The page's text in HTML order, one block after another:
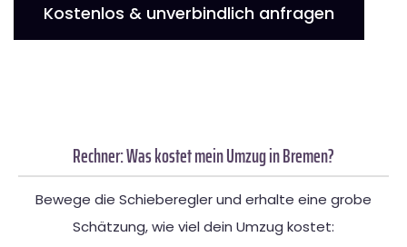
Kostenlos & unverbindlich anfragen
Rechner: Was kostet mein Umzug in Bremen?
Bewege die Schieberegler und erhalte eine grobe
Schätzung, wie viel dein Umzug kostet: